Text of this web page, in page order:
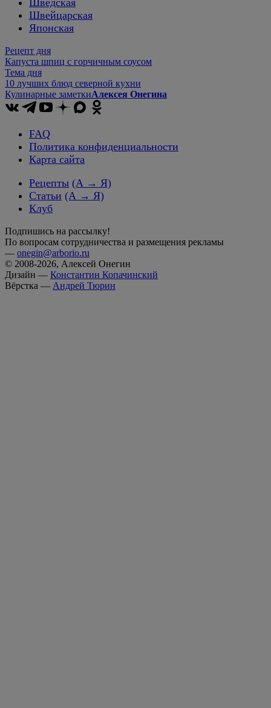
Швейцарская
Японская
Рецепт дня
Капуста шпиц с горчичным соусом
Тема дня
10 лучших блюд северной кухни
Кулинарные заметкиАлексея Онегина
FAQ
Политика конфиденциальности
Карта сайта
Рецепты (А → Я)
Статьи (А → Я)
Клуб
Подпишись на рассылку!
По вопросам сотрудничества и размещения рекламы
— onegin@arborio.ru
© 2008-2026, Алексей Онегин
Дизайн — Константин Копачинский
Вёрстка — Андрей Тюрин